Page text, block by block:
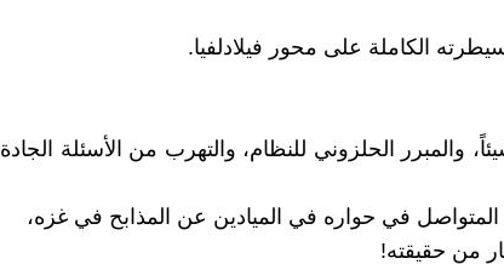
الكاملة على محور فيلادلفيا.
والمبرر الحلزوني للنظام، والتهرب من الأسئلة الجادة
المتواصل في حواره في الميادين عن المذابح في غزه،
من حقيقته!